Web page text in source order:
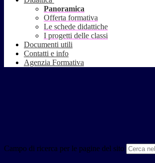
Panoramica
Offerta formativa
Le schede didattiche
I progetti delle classi
Documenti utili
Contatti e info
Agenzia Formativa
Campo di ricerca per le pagine del sito